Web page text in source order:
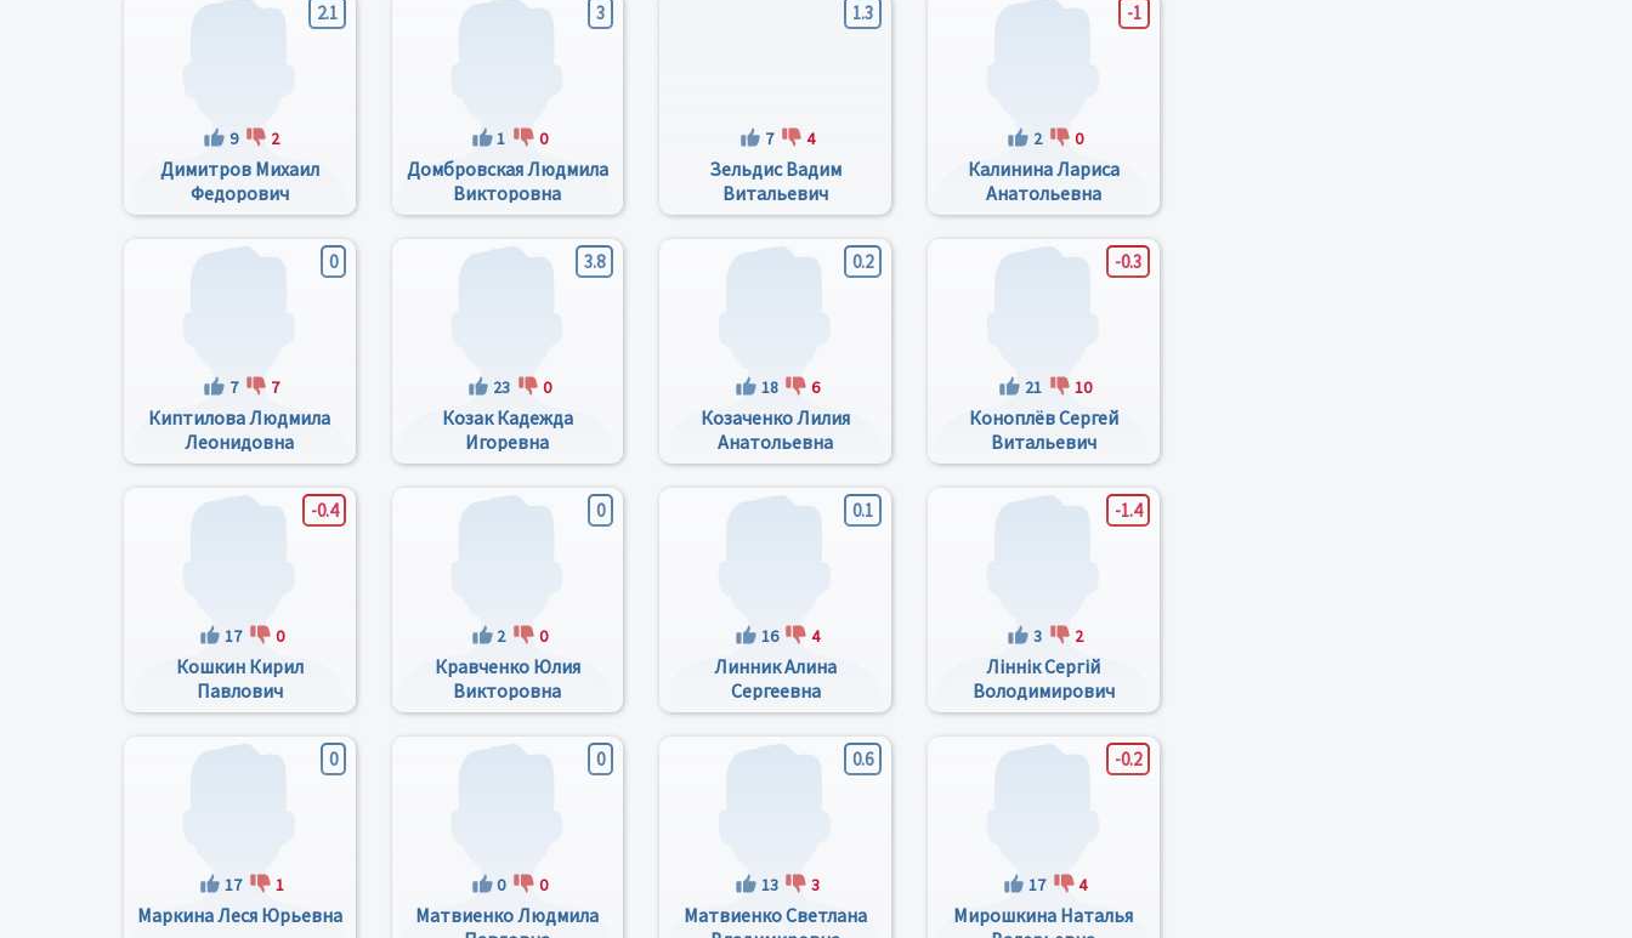
2.1
9 2
Димитров Михаил
Федорович
3
1 0
Домбровская Людмила
Викторовна
1.3
7 4
Зельдис Вадим
Витальевич
-1
2 0
Калинина Лариса
Анатольевна
0
7 7
Киптилова Людмила
Леонидовна
3.8
23 0
Козак Кадежда
Игоревна
0.2
18 6
Козаченко Лилия
Анатольевна
-0.3
21 10
Коноплёв Сергей
Витальевич
-0.4
17 0
Кошкин Кирил
Павлович
0
2 0
Кравченко Юлия
Викторовна
0.1
16 4
Линник Алина
Сергеевна
-1.4
3 2
Ліннік Сергій
Володимирович
0
17 1
Маркина Леся Юрьевна
0
0 0
Матвиенко Людмила
0.6
13 3
Матвиенко Светлана
-0.2
17 4
Мирошкина Наталья